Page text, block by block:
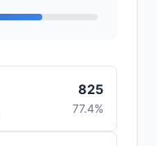
825
77.4%